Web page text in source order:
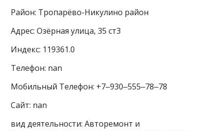
Район: Тропарёво-Никулино район
Адрес: Озёрная улица, 35 ст3
Индекс: 119361.0
Телефон: nan
Мобильный Телефон: +7‒930‒555‒78‒78
Сайт: nan
вид деятельности: Авторемонт и